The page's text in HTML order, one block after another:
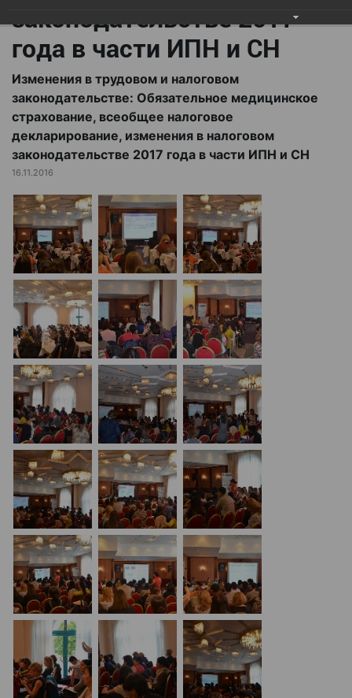
законодательстве 2017
года в части ИПН и СН
Изменения в трудовом и налоговом
законодательстве: Обязательное медицинское
страхование, всеобщее налоговое
декларирование, изменения в налоговом
законодательстве 2017 года в части ИПН и СН
16.11.2016